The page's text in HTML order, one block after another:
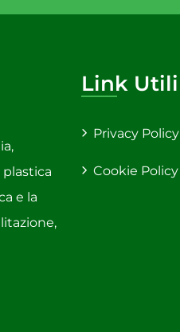
e la
Link Utili
Privacy Policy
Cookie Policy